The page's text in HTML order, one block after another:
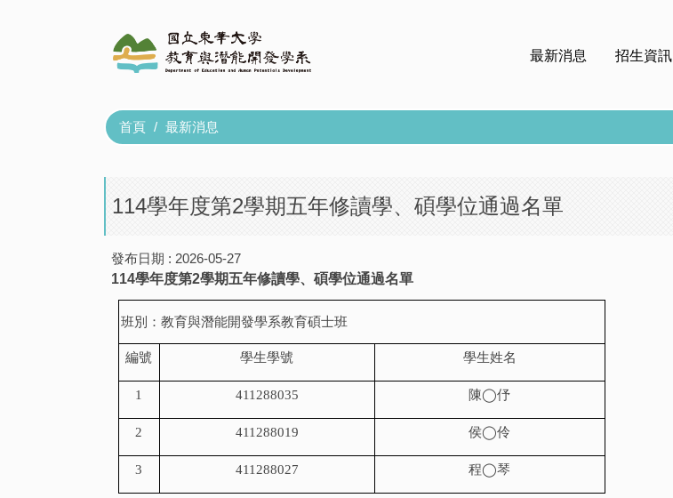
最新消息 招生資訊
首頁 最新消息
114學年度第2學期五年修讀學、碩學位通過名單
發布日期 : 2026-05-27
114學年度第2學期五年修讀學、碩學位通過名單
班別：教育與潛能開發學系教育碩士班
編號 學生學號 學生姓名
1 411288035 陳◯伃
2 411288019 侯◯伶
3 411288027 程◯琴